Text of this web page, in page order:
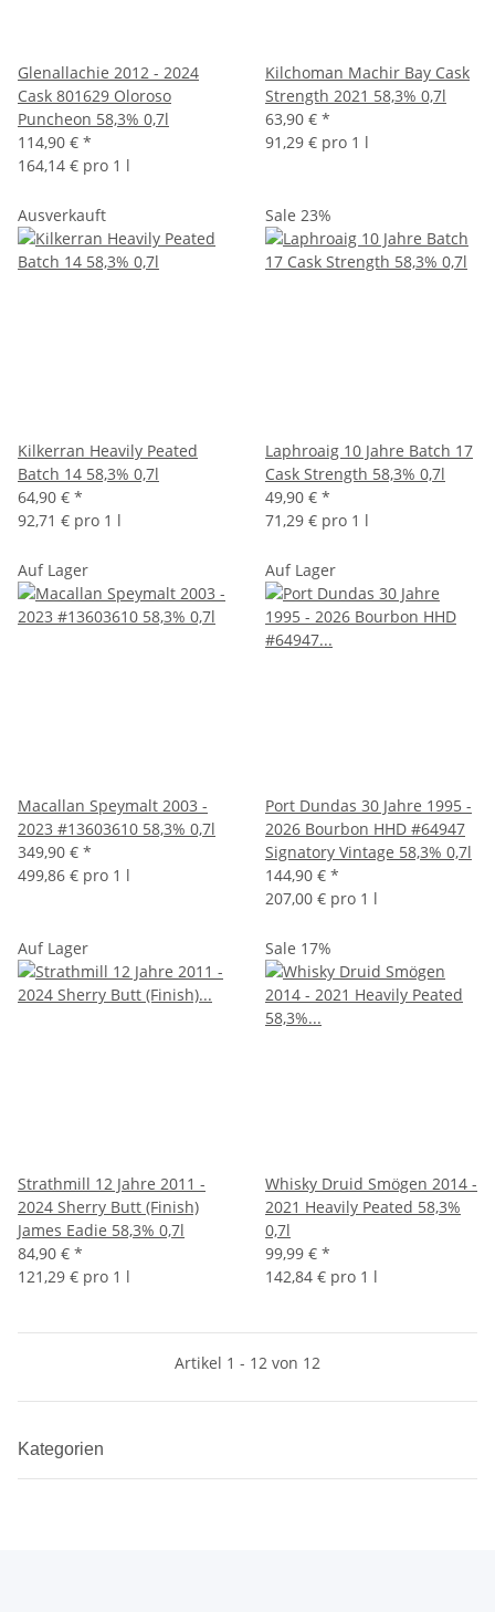
Glenallachie 2012 - 2024
Cask 801629 Oloroso
Puncheon 58,3% 0,7l
114,90 € *
164,14 € pro 1 l
Kilchoman Machir Bay Cask
Strength 2021 58,3% 0,7l
63,90 € *
91,29 € pro 1 l
Ausverkauft
Kilkerran Heavily Peated
Batch 14 58,3% 0,7l
64,90 € *
92,71 € pro 1 l
Sale 23%
Laphroaig 10 Jahre Batch 17
Cask Strength 58,3% 0,7l
49,90 € *
71,29 € pro 1 l
Auf Lager
Macallan Speymalt 2003 -
2023 #13603610 58,3% 0,7l
349,90 € *
499,86 € pro 1 l
Auf Lager
Port Dundas 30 Jahre 1995 -
2026 Bourbon HHD #64947
Signatory Vintage 58,3% 0,7l
144,90 € *
207,00 € pro 1 l
Auf Lager
Strathmill 12 Jahre 2011 -
2024 Sherry Butt (Finish)
James Eadie 58,3% 0,7l
84,90 € *
121,29 € pro 1 l
Sale 17%
Whisky Druid Smögen 2014 -
2021 Heavily Peated 58,3%
0,7l
99,99 € *
142,84 € pro 1 l
Artikel 1 - 12 von 12
Kategorien